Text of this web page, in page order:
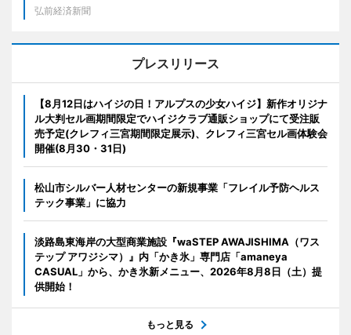
弘前経済新聞
プレスリリース
【8月12日はハイジの日！アルプスの少女ハイジ】新作オリジナ
ル大判セル画期間限定でハイジクラブ通販ショップにて受注販
売予定(クレフィ三宮期間限定展示)、クレフィ三宮セル画体験会
開催(8月30・31日)
松山市シルバー人材センターの新規事業「フレイル予防ヘルス
テック事業」に協力
淡路島東海岸の大型商業施設『waSTEP AWAJISHIMA（ワス
テップ アワジシマ）』内「かき氷」専門店「amaneya
CASUAL」から、かき氷新メニュー、2026年8月8日（土）提
供開始！
もっと見る